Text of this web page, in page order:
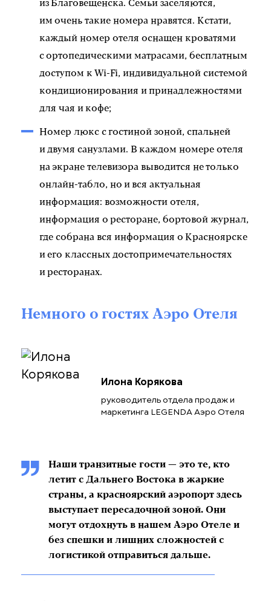
из Благовещенска. Семьи заселяются,
им очень такие номера нравятся. Кстати,
каждый номер отеля оснащен кроватями
с ортопедическими матрасами, бесплатным
доступом к Wi-Fi, индивидуальной системой
кондиционирования и принадлежностями
для чая и кофе;
Номер люкс с гостиной зоной, спальней
и двумя санузлами. В каждом номере отеля
на экране телевизора выводится не только
онлайн-табло, но и вся актуальная
информация: возможности отеля,
информация о ресторане, бортовой журнал,
где собрана вся информация о Красноярске
и его классных достопримечательностях
и ресторанах.
Немного о гостях Аэро Отеля
Илона Корякова
руководитель отдела продаж и
маркетинга LEGENDA Аэро Отеля
Наши транзитные гости — это те, кто
летит с Дальнего Востока в жаркие
страны, а красноярский аэропорт здесь
выступает пересадочной зоной. Они
могут отдохнуть в нашем Аэро Отеле и
без спешки и лишних сложностей с
логистикой отправиться дальше.